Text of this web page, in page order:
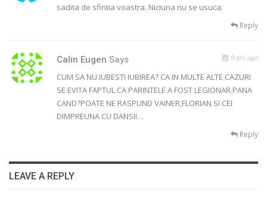
sadita de sfintia voastra. Niciuna nu se usuca.
Reply
Calin Eugen Says 9 ani ago
CUM SA NU IUBESTI IUBIREA? CA IN MULTE ALTE CAZURI
SE EVITA FAPTUL CA PARINTELE A FOST LEGIONAR.PANA
CAND?POATE NE RASPUND VAINER,FLORIAN SI CEI
DIMPREUNA CU DANSII…
Reply
LEAVE A REPLY